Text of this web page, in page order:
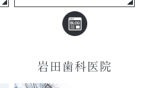
岩田歯科医院